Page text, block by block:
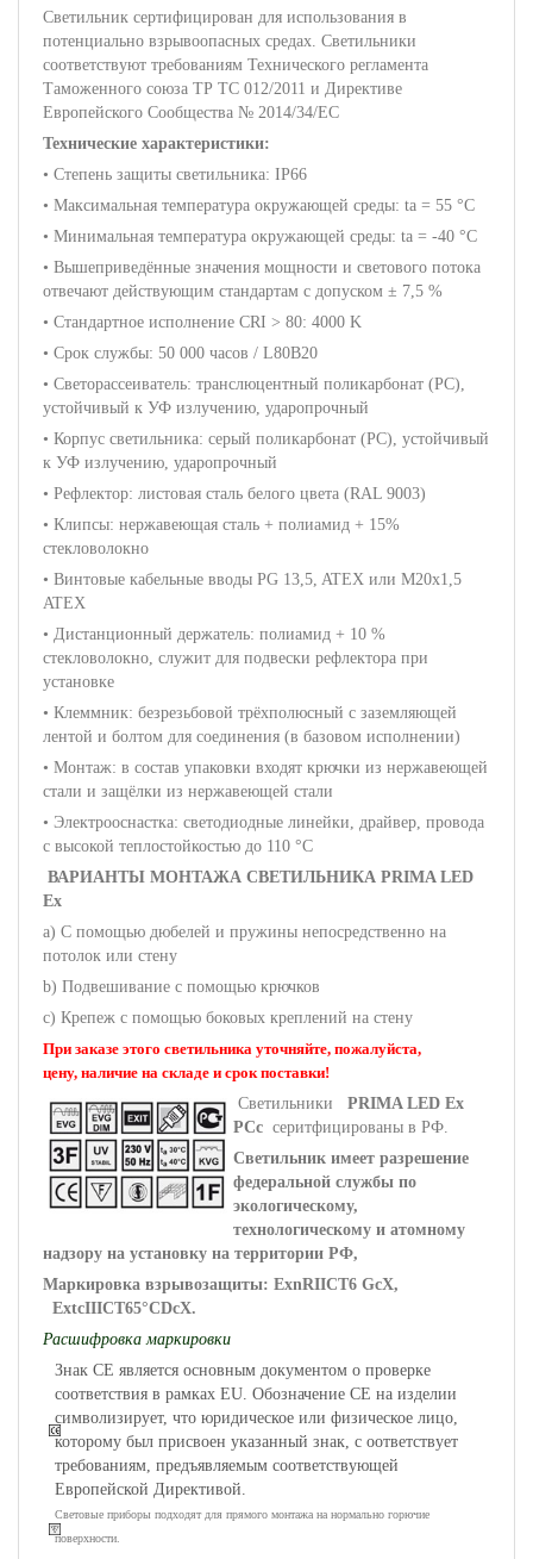
Светильник сертифицирован для использования в
потенциально взрывоопасных средах. Светильники
соответствуют требованиям Технического регламента
Таможенного союза ТР ТС 012/2011 и Директиве
Европейского Сообщества № 2014/34/ЕС
Технические характеристики:
• Степень защиты светильника: IP66
• Максимальная температура окружающей среды: ta = 55 °C
• Минимальная температура окружающей среды: ta = -40 °C
• Вышеприведённые значения мощности и светового потока
отвечают действующим стандартам с допуском ± 7,5 %
• Стандартное исполнение CRI > 80: 4000 K
• Срок службы: 50 000 часов / L80B20
• Светорассеиватель: транслюцентный поликарбонат (PC),
устойчивый к УФ излучению, ударопрочный
• Корпус светильника: серый поликарбонат (PC), устойчивый
к УФ излучению, ударопрочный
• Рефлектор: листовая сталь белого цвета (RAL 9003)
• Клипсы: нержавеющая сталь + полиамид + 15%
стекловолокно
• Винтовые кабельные вводы PG 13,5, ATEX или M20x1,5
ATEX
• Дистанционный держатель: полиамид + 10 %
стекловолокно, служит для подвески рефлектора при
установке
• Клеммник: безрезьбовой трёхполюсный с заземляющей
лентой и болтом для соединения (в базовом исполнении)
• Монтаж: в состав упаковки входят крючки из нержавеющей
стали и защёлки из нержавеющей стали
• Электрооснастка: cветодиодные линейки, драйвер, провода
с высокой теплостойкостью до 110 °C
ВАРИАНТЫ МОНТАЖА СВЕТИЛЬНИКА PRIMA LED
Ex
a) С помощью дюбелей и пружины непосредственно на
потолок или стену
b) Подвешивание с помощью крючков
c) Крепеж с помощью боковых креплений на стену
При заказе этого светильника уточняйте, пожалуйста,
цену, наличие на складе и срок поставки!
Светильники
PRIMA LED Ex
PCc серитфицированы в РФ.
Светильник имеет разрешение
федеральной службы по
экологическому,
технологическому и атомному
надзору на установку на территории РФ,
Маркировка взрывозащиты: ExnRIICT6 GcX,
ExtcIIICT65°CDcX.
Расшифровка маркировки
Знак СЕ является основным документом о проверке
соответствия в рамках EU. Обозначение СЕ на изделии
символизирует, что юридическое или физическое лицо,
которому был присвоен указанный знак, с оответствует
требованиям, предъявляемым соответствующей
Европейской Директивой.
Световые приборы подходят для прямого монтажа на нормально горючие
поверхности.